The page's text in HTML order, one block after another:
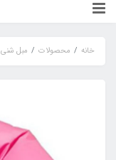
خانه محصولات مبل شنی